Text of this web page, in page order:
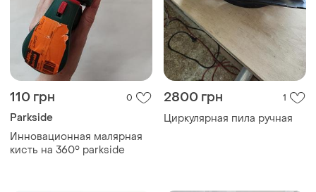
110 грн 0
Parkside
Инновационная малярная
кисть на 360° parkside
2800 грн 1
Циркулярная пила ручная